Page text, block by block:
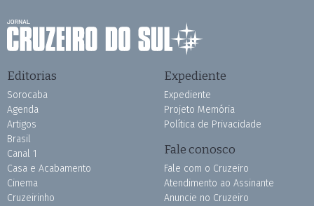
Editorias
Sorocaba
Agenda
Artigos
Brasil
Canal 1
Casa e Acabamento
Cinema
Cruzeirinho
Expediente
Expediente
Projeto Memória
Política de Privacidade
Fale conosco
Fale com o Cruzeiro
Atendimento ao Assinante
Anuncie no Cruzeiro